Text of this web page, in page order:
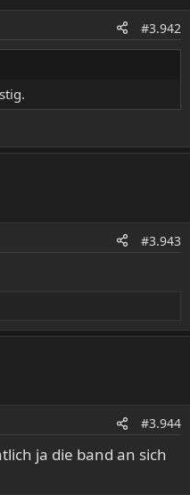
#3.942
#3.943
#3.944
ja die band an sich